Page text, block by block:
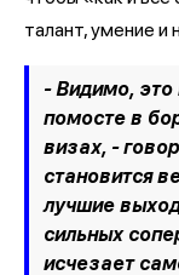
талант, умение и
- Видимо,
помосте в
визах, -
становится
лучшие
сильных
исчезает